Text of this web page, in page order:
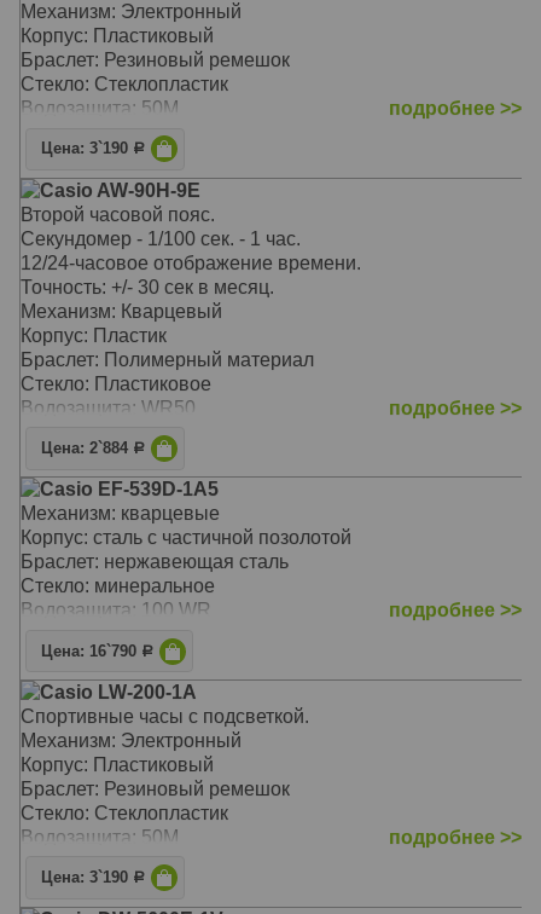
Механизм: Электронный
Корпус: Пластиковый
Браслет: Резиновый ремешок
Стекло: Стеклопластик
Водозащита: 50M
подробнее >>
Цена: 3`190 Р
Casio AW-90H-9E
Второй часовой пояс.
Секундомер - 1/100 сек. - 1 час.
12/24-часовое отображение времени.
Точность: +/- 30 сек в месяц.
Механизм: Кварцевый
Корпус: Пластик
Браслет: Полимерный материал
Стекло: Пластиковое
Водозащита: WR50
подробнее >>
Цена: 2`884 Р
Casio EF-539D-1A5
Механизм: кварцевые
Корпус: сталь с частичной позолотой
Браслет: нержавеющая сталь
Стекло: минеральное
Водозащита: 100 WR
подробнее >>
Цена: 16`790 Р
Casio LW-200-1A
Спортивные часы с подсветкой.
Механизм: Электронный
Корпус: Пластиковый
Браслет: Резиновый ремешок
Стекло: Стеклопластик
Водозащита: 50M
подробнее >>
Цена: 3`190 Р